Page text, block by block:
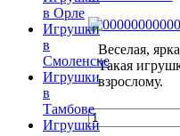
Веселая,
Такая
взрослому.
в Орле
Игрушки
в
Смоленске
Игрушки
в
Тамбове
Игрушки